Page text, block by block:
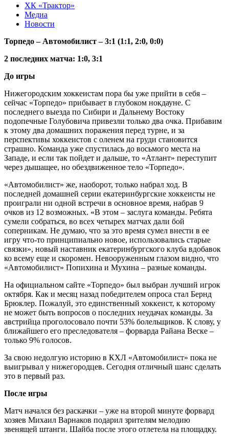
ХК «Трактор»
Медиа
Новости
Торпедо – Автомобилист – 3:1 (1:1, 2:0, 0:0)
2 последних матча: 1:0, 3:1
До игры
Нижегородским хоккеистам пора бы уже прийти в себя –
сейчас «Торпедо» прибывает в глубоком нокдауне. С
последнего выезда по Сибири и Дальнему Востоку
подопечные Голубовича привезли только два очка. Прибавим
к этому два домашних поражения перед турне, и за
перспективы хоккеистов с оленем на груди становится
страшно. Команда уже спустилась до восьмого места на
Западе, и если так пойдет и дальше, то «Атлант» переступит
через дышащее, но обездвиженное тело «Торпедо».
«Автомобилист» же, наоборот, только набрал ход. В
последней домашней серии екатеринбургские хоккеисты не
проиграли ни одной встречи в основное время, набрав 9
очков из 12 возможных. «В этом – заслуга команды. Ребята
сумели собраться, во всех четырех матчах дали бой
соперникам. Не думаю, что за это время сумел внести в ее
игру что-то принципиально новое, использовались старые
связки», новый наставник екатеринбургского клуба вдобавок
ко всему еще и скоромен. Невооруженным глазом видно, что
«Автомобилист» Попихина и Мухина – разные команды.
На официальном сайте «Торпедо» был выбран лучший игрок
октября. Как и месяц назад победителем опроса стал Бернд
Брюклер. Пожалуй, это единственный хоккеист, к которому
не может быть вопросов о последних неудачах команды. За
австрийца проголосовало почти 53% болельщиков. К слову, у
ближайшего его преследователя – форварда Райана Веске –
только 9% голосов.
За свою недолгую историю в КХЛ «Автомобилист» пока не
выигрывал у нижегородцев. Сегодня отличный шанс сделать
это в первый раз.
После игры
Матч начался без раскачки – уже на второй минуте форвард
хозяев Михаил Варнаков подарил зрителям мелодию
звенящей штанги. Шайба после этого отлетела на площадку.